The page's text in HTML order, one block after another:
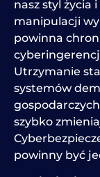
nasz styl życia
manipulacji
powinna
Utrzymanie
systemów
szybko
powinny być